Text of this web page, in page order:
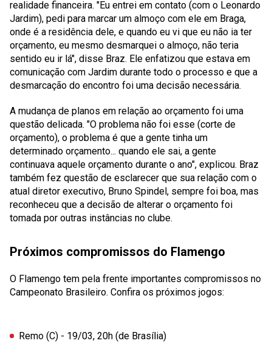
realidade financeira. "Eu entrei em contato (com o Leonardo
Jardim), pedi para marcar um almoço com ele em Braga,
onde é a residência dele, e quando eu vi que eu não ia ter
orçamento, eu mesmo desmarquei o almoço, não teria
sentido eu ir lá", disse Braz. Ele enfatizou que estava em
comunicação com Jardim durante todo o processo e que a
desmarcação do encontro foi uma decisão necessária.
A mudança de planos em relação ao orçamento foi uma
questão delicada. "O problema não foi esse (corte de
orçamento), o problema é que a gente tinha um
determinado orçamento... quando ele sai, a gente
continuava aquele orçamento durante o ano", explicou. Braz
também fez questão de esclarecer que sua relação com o
atual diretor executivo, Bruno Spindel, sempre foi boa, mas
reconheceu que a decisão de alterar o orçamento foi
tomada por outras instâncias no clube.
Próximos compromissos do Flamengo
O Flamengo tem pela frente importantes compromissos no
Campeonato Brasileiro. Confira os próximos jogos:
Remo (C) - 19/03, 20h (de Brasília)